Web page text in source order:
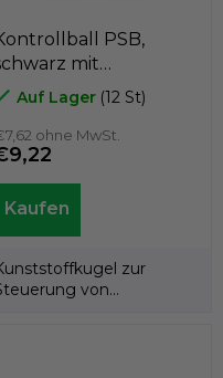
PSB,
mit
Messinggewinde,
Durchmesser 50 mm,
M12,
B1PSB5012
Auf Lager (12 St)
ohne MwSt.
zur
von